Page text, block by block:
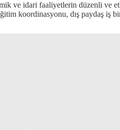
ve idari faaliyetlerin düzenli ve
koordinasyonu, dış paydaş iş